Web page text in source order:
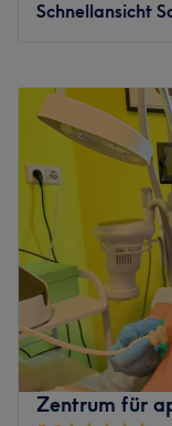
Fachwissen und
Was uns an dem
Atmosphäre:
Expertise:
Produkte und
Extras: Gut an die
angebunden
Schnellansicht
Dienstag
Mittwoch
Donnerstag
Freitag
Samstag
Sonntag
SmartBody
der Schönheit für
NISV-
hochentwickelten
LED-
Haarentfernung
Zentrum für